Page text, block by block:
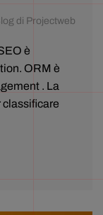
di Projectweb
è
ORM è
. La
classificare